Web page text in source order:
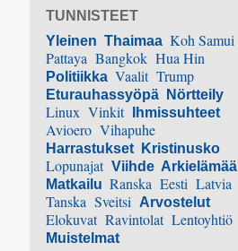
TUNNISTEET
Yleinen Thaimaa Koh Samui
Pattaya Bangkok Hua Hin
Politiikka Vaalit Trump
Eturauhassyöpä Nörtteily
Linux Vinkit Ihmissuhteet
Avioero Vihapuhe
Harrastukset Kristinusko
Lopunajat Viihde Arkielämää
Matkailu Ranska Eesti Latvia
Tanska Sveitsi Arvostelut
Elokuvat Ravintolat Lentoyhtiö
Muistelmat